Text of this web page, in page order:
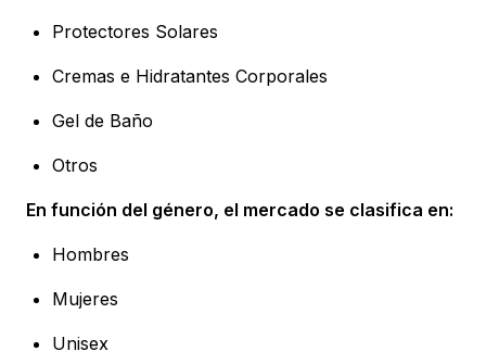
Protectores Solares
Cremas e Hidratantes Corporales
Gel de Baño
Otros
En función del género, el mercado se clasifica en:
Hombres
Mujeres
Unisex